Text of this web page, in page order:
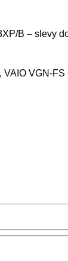
B – slevy
VAIO VGN-FS